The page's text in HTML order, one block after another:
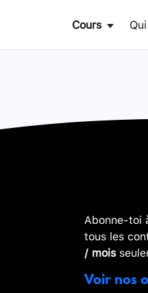
Cours
Abonne-toi
tous les
/ mois
Voir nos